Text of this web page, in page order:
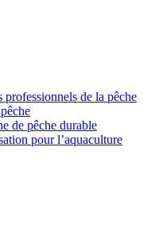
de la pêche
de pêche durable
pour l’aquaculture